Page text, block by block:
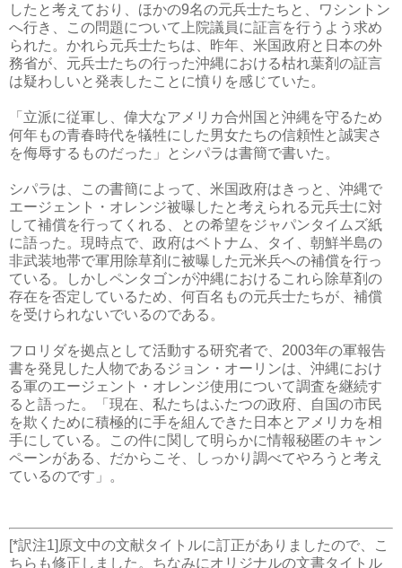
したと考えており、ほかの9名の元兵士たちと、ワシントン
へ行き、この問題について上院議員に証言を行うよう求め
られた。かれら元兵士たちは、昨年、米国政府と日本の外
務省が、元兵士たちの行った沖縄における枯れ葉剤の証言
は疑わしいと発表したことに憤りを感じていた。
「立派に従軍し、偉大なアメリカ合州国と沖縄を守るため
何年もの青春時代を犠牲にした男女たちの信頼性と誠実さ
を侮辱するものだった」とシパラは書簡で書いた。
シパラは、この書簡によって、米国政府はきっと、沖縄で
エージェント・オレンジ被曝したと考えられる元兵士に対
して補償を行ってくれる、との希望をジャパンタイムズ紙
に語った。現時点で、政府はベトナム、タイ、朝鮮半島の
非武装地帯で軍用除草剤に被曝した元米兵への補償を行っ
ている。しかしペンタゴンが沖縄におけるこれら除草剤の
存在を否定しているため、何百名もの元兵士たちが、補償
を受けられないでいるのである。
フロリダを拠点として活動する研究者で、2003年の軍報告
書を発見した人物であるジョン・オーリンは、沖縄におけ
る軍のエージェント・オレンジ使用について調査を継続す
ると語った。「現在、私たちはふたつの政府、自国の市民
を欺くために積極的に手を組んできた日本とアメリカを相
手にしている。この件に関して明らかに情報秘匿のキャン
ペーンがある、だからこそ、しっかり調べてやろうと考え
ているのです」。
[*訳注1]原文中の文献タイトルに訂正がありましたので、こ
ちらも修正しました。ちなみにオリジナルの文書タイトル